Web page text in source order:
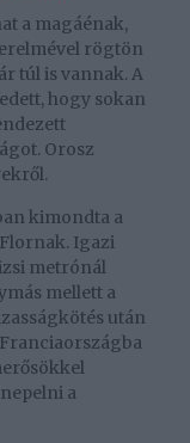
a magáénak,
rögtön
túl is vannak. A
hogy sokan
Orosz
kimondta a
Igazi
metrónál
mellett a
után
a